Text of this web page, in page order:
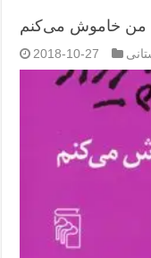
من خاموش می‌کنم
2018-10-27